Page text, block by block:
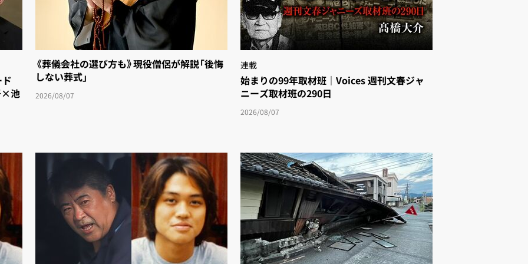
×池
《葬儀会社の選び方も》現役僧侶が解説「後悔
しない葬式」
2026/08/07
連載
始まりの99年取材班｜Voices 週刊文春ジャ
ニーズ取材班の290日
2026/08/07